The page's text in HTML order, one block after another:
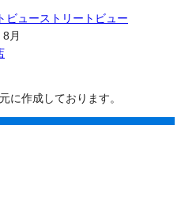
ストリートビュー
月
に作成しております。